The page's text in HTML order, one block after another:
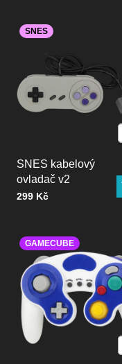
SNES kabelový
ovladač v2
Cena bez DPH
299 Kč
SNES
GAMECUBE